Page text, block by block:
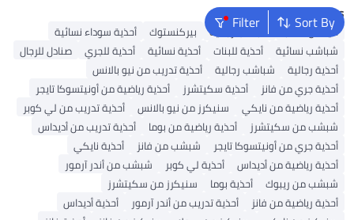
Sort By
FilterPopular Searches
أديداس سامبا شباشب رجالية بيركنستوك
أحذية سوداء نسائية
شباشب نسائية
أحذية للبنات أحذية نسائية أحذية للجري
صنادل للرجال
أحذية رجالية
شباشب رجالية
أحذية تدريب من نيو بالانس
أحذية جري من فانز
أحذية سكيتشرز
أحذية رياضية من أونيتسوكا تايجر
أحذية رياضية من نايكي
سنيكرز من نيو بالانس
أحذية تدريب من لي كوبر
شبشب من سكيتشرز
أحذية رياضية من بوما
أحذية تدريب من أديداس
أحذية جري من أونيتسوكا تايجر
شبشب من فانز
أحذية نايكي
أحذية رياضية من أديداس
أحذية لي كوبر
شبشب من أندر آرمور
شبشب من ريبوك
أحذية بوما
سنيكرز من سكيتشرز
أحذية رياضية من فانز
أحذية تدريب من أندر آرمور
أحذية أديداس